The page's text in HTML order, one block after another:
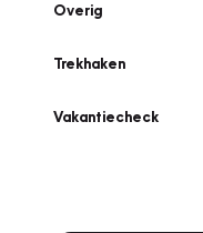
Overig
Trekhaken
Vakantiecheck